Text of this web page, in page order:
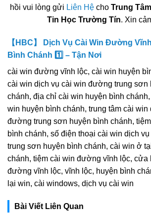
hồi vui lòng gửi Liên Hệcho Trung
Tin Học Trường Tín. Xin
【HBC】 Dịch Vụ Cài Win Đường
Bình Chánh 1️⃣ – Tận Nơi
cài win đường vĩnh lộc, cài win huyện
cài win dịch vụ cài win đường trung sơn
chánh, địa chỉ cài win huyện bình
win huyện bình chánh, trung tâm cài win
đường trung sơn huyện bình chánh,
bình chánh, số điện thoại cài win dịch
trung sơn huyện bình chánh, cài win ở
chánh, tiệm cài win đường vĩnh lộc, cửa
đường vĩnh lộc, vĩnh lộc, huyện bình
lại win, cài windows, dịch vụ cài win
Bài Viết Liên Quan